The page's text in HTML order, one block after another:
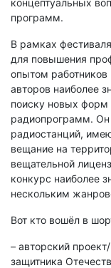
концептуальных
программ.
В рамках
для повышения
опытом
авторов наиболее
поиску новых
радиопрограмм.
радиостанций,
вещание на
вещательной
конкурс наиболее
нескольким
Вот кто вошёл в
– авторский
защитника